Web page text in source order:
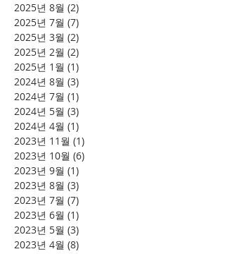
2025년 8월 (2)
2025년 7월 (7)
2025년 3월 (2)
2025년 2월 (2)
2025년 1월 (1)
2024년 8월 (3)
2024년 7월 (1)
2024년 5월 (3)
2024년 4월 (1)
2023년 11월 (1)
2023년 10월 (6)
2023년 9월 (1)
2023년 8월 (3)
2023년 7월 (7)
2023년 6월 (1)
2023년 5월 (3)
2023년 4월 (8)